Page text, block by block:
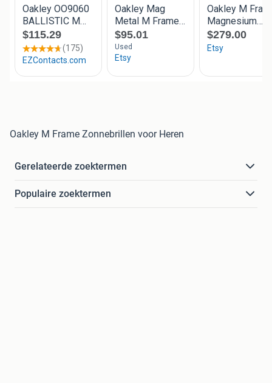
Oakley M Frame Zonnebrillen voor Heren
Gerelateerde zoektermen
Populaire zoektermen